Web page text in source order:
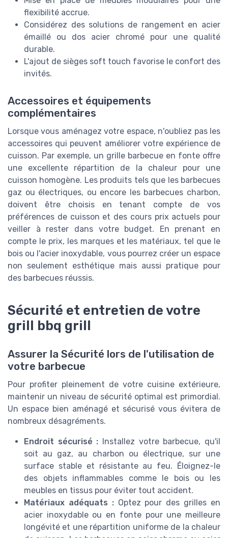
flexibilité accrue.
Considérez des solutions de rangement en acier
émaillé ou dos acier chromé pour une qualité
durable.
L'ajout de sièges soft touch favorise le confort des
invités.
Accessoires et équipements
complémentaires
Lorsque vous aménagez votre espace, n'oubliez pas les
accessoires qui peuvent améliorer votre expérience de
cuisson. Par exemple, un grille barbecue en fonte offre
une excellente répartition de la chaleur pour une
cuisson homogène. Les produits tels que les barbecues
gaz ou électriques, ou encore les barbecues charbon,
doivent être choisis en tenant compte de vos
préférences de cuisson et des cours prix actuels pour
veiller à rester dans votre budget. En prenant en
compte le prix, les marques et les matériaux, tel que le
bois ou l'acier inoxydable, vous pourrez créer un espace
non seulement esthétique mais aussi pratique pour
des barbecues réussis.
Sécurité et entretien de votre
grill bbq grill
Assurer la Sécurité lors de l'utilisation de
votre barbecue
Pour profiter pleinement de votre cuisine extérieure,
maintenir un niveau de sécurité optimal est primordial.
Un espace bien aménagé et sécurisé vous évitera de
nombreux désagréments.
Endroit sécurisé : Installez votre barbecue, qu'il
soit au gaz, au charbon ou électrique, sur une
surface stable et résistante au feu. Éloignez-le
des objets inflammables comme le bois ou les
meubles en tissus pour éviter tout accident.
Matériaux adéquats :Optez pour des grilles en
acier inoxydable ou en fonte pour une meilleure
longévité et une répartition uniforme de la chaleur